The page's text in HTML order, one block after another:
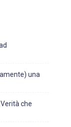
una
che